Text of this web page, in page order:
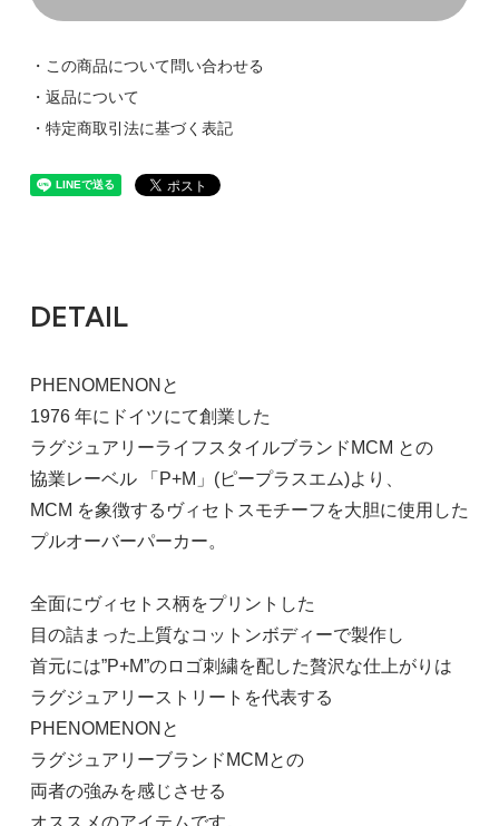
・この商品について問い合わせる
・返品について
・特定商取引法に基づく表記
DETAIL
PHENOMENONと
1976 年にドイツにて創業した
ラグジュアリーライフスタイルブランドMCM との
協業レーベル 「P+M」(ピープラスエム)より、
MCM を象徴するヴィセトスモチーフを大胆に使用した
プルオーバーパーカー。
全面にヴィセトス柄をプリントした
目の詰まった上質なコットンボディーで製作し
首元には”P+M”のロゴ刺繍を配した贅沢な仕上がりは
ラグジュアリーストリートを代表する
PHENOMENONと
ラグジュアリーブランドMCMとの
両者の強みを感じさせる
オススメのアイテムです。
L
30,800円(税2,800円)
XL
30,800円(税2,800円)
SOLD OUT
M(sold out)
SOLD OUT